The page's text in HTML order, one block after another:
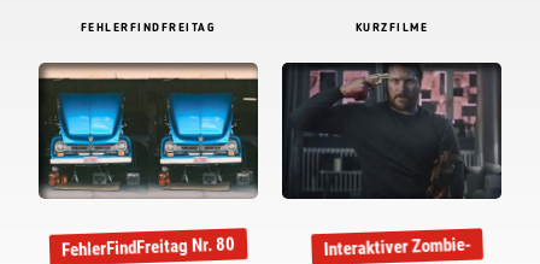
FEHLERFINDFREITAG
FehlerFindFreitag Nr. 80
KURZFILME
Interaktiver Zombie-